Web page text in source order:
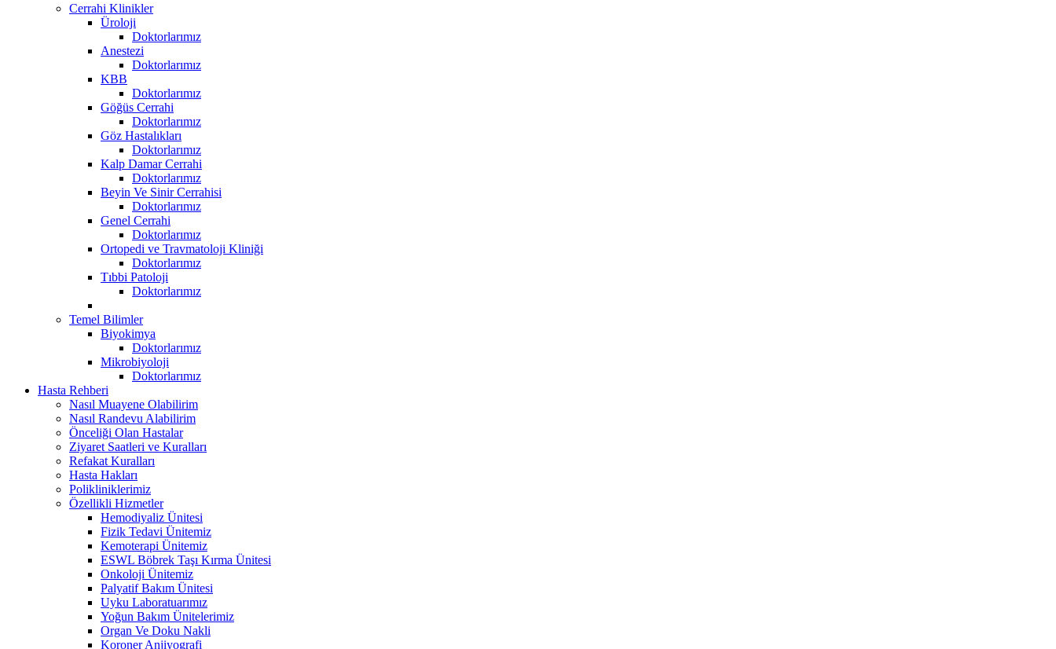
Cerrahi Klinikler
Üroloji
Doktorlarımız
Anestezi
Doktorlarımız
KBB
Doktorlarımız
Göğüs Cerrahi
Doktorlarımız
Göz Hastalıkları
Doktorlarımız
Kalp Damar Cerrahi
Doktorlarımız
Beyin Ve Sinir Cerrahisi
Doktorlarımız
Genel Cerrahi
Doktorlarımız
Ortopedi ve Travmatoloji Kliniği
Doktorlarımız
Tıbbi Patoloji
Doktorlarımız
Temel Bilimler
Biyokimya
Doktorlarımız
Mikrobiyoloji
Doktorlarımız
Hasta Rehberi
Nasıl Muayene Olabilirim
Nasıl Randevu Alabilirim
Önceliği Olan Hastalar
Ziyaret Saatleri ve Kuralları
Refakat Kuralları
Hasta Hakları
Polikliniklerimiz
Özellikli Hizmetler
Hemodiyaliz Ünitesi
Fizik Tedavi Ünitemiz
Kemoterapi Ünitemiz
ESWL Böbrek Taşı Kırma Ünitesi
Onkoloji Ünitemiz
Palyatif Bakım Ünitesi
Uyku Laboratuarımız
Yoğun Bakım Ünitelerimiz
Organ Ve Doku Nakli
Koroner Anjiyografi